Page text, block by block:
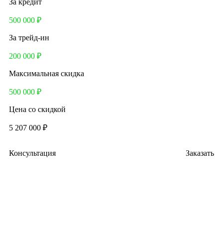
За кредит
500 000 ₽
За трейд-ин
200 000 ₽
Максимальная скидка
500 000 ₽
Цена со скидкой
5 207 000 ₽
Консультация Заказать